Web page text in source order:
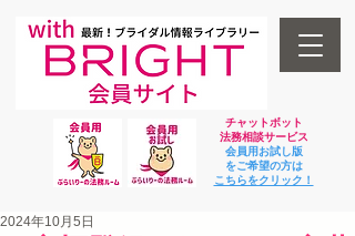
チャットボット
法務相談サービス
会員用お試し版
をご希望の方は
​こちらをクリック！
2024年10月5日